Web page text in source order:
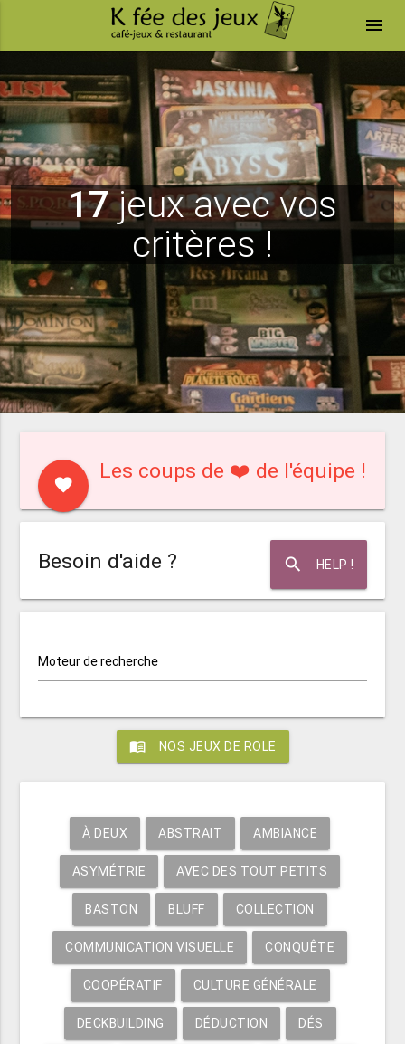
menu
17jeux avec vos
critères !
favorite
Les coups de ❤️ de l'équipe !
search HELP !
Besoin d'aide ?
Moteur de recherche
menu_book NOS JEUX DE ROLE
À DEUX ABSTRAIT AMBIANCE
ASYMÉTRIE AVEC DES TOUT PETITS
BASTON BLUFF COLLECTION
COMMUNICATION VISUELLE CONQUÊTE
COOPÉRATIF CULTURE GÉNÉRALE
DECKBUILDING DÉDUCTION DÉS